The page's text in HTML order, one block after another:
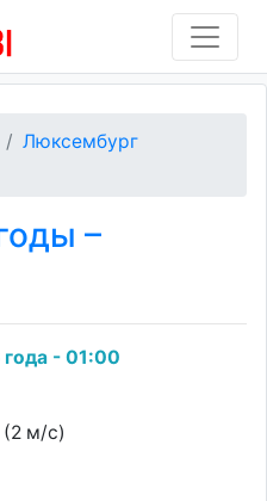
Люксембург
–
года - 01:00
(2 м/с)